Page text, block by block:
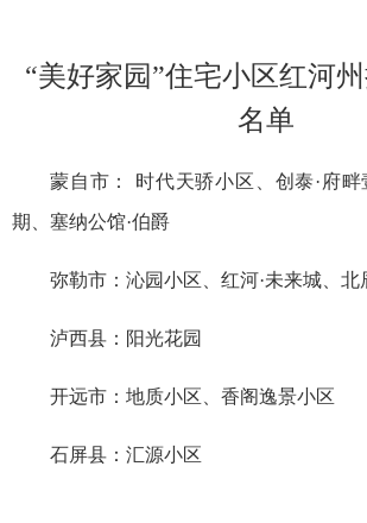
“美好家园”住宅小区红河
名单
蒙自市： 时代天骄小区、创泰·府
期、塞纳公馆·伯爵
弥勒市：沁园小区、红河·未来城、北
泸西县：阳光花园
开远市：地质小区、香阁逸景小区
石屏县：汇源小区